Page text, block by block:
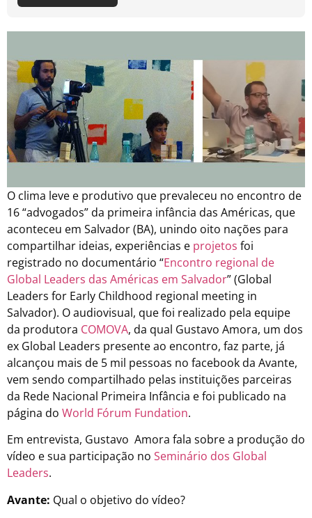
O clima leve e produtivo que prevaleceu no encontro de
16 “advogados” da primeira infância das Américas, que
aconteceu em Salvador (BA), unindo oito nações para
compartilhar ideias, experiências e projetos foi
registrado no documentário “Encontro regional de
Global Leaders das Américas em Salvador” (Global
Leaders for Early Childhood regional meeting in
Salvador). O audiovisual, que foi realizado pela equipe
da produtora COMOVA, da qual Gustavo Amora, um dos
ex Global Leaders presente ao encontro, faz parte, já
alcançou mais de 5 mil pessoas no facebook da Avante,
vem sendo compartilhado pelas instituições parceiras
da Rede Nacional Primeira Infância e foi publicado na
página do World Fórum Fundation.
Em entrevista, Gustavo Amora fala sobre a produção do
vídeo e sua participação no Seminário dos Global
Leaders.
Avante: Qual o objetivo do vídeo?